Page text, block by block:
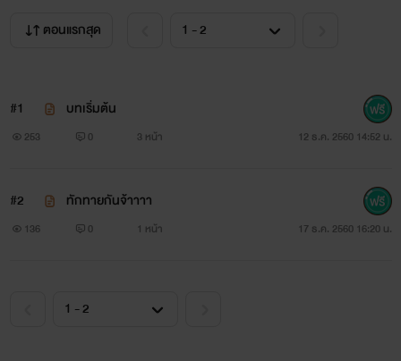
ตอนแรกสุด
#1 บทเริ่มต้น
253 0 3 หน้า 12 ธ.ค. 2560 14:52 น.
#2 ทักทายกันจ้าาาา
136 0 1 หน้า 17 ธ.ค. 2560 16:20 น.